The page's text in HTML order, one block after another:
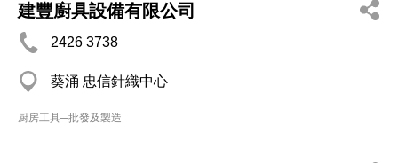
建豐廚具設備有限公司
2426 3738
葵涌 忠信針織中心
厨房工具─批發及製造